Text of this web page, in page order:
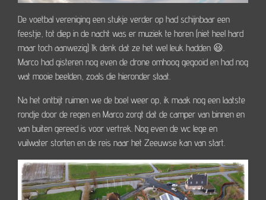
De voetbal vereniging een stukje verder op had schijnbaar een
feestje, tot diep in de nacht was er muziek te horen (niet heel hard
maar toch aanwezig) Ik denk dat ze het wel leuk hadden 😃.
Marco had gisteren nog even de drone omhoog gegooid en had nog
wat mooie beelden, zoals die hieronder staat.
Na het ontbijt ruimen we de boel weer op, ik maak nog een laatste
rondje door de regen en Marco zorgt dat de camper van binnen en
van buiten gereed is voor vertrek. Nog even de wc lege en
vuilwater storten en de reis naar het Zeeuwse kan van start.